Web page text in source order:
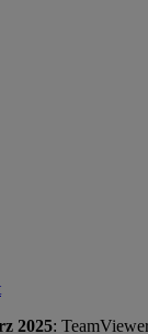
2025: